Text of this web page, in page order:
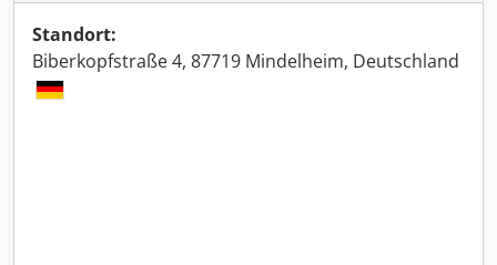
Standort:
Biberkopfstraße 4, 87719 Mindelheim, Deutschland